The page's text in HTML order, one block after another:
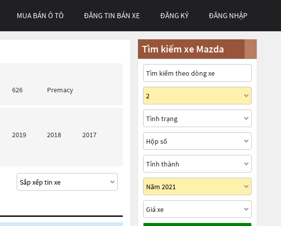
MUA BÁN Ô TÔ ĐĂNG TIN BÁN XE ĐĂNG KÝ ĐĂNG NHẬP
626 Premacy
2019 2018
2017
Tìm kiếm xe Mazda